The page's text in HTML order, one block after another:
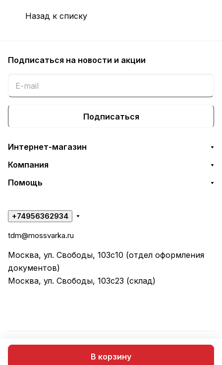
В корзину
Назад к списку
Подписаться на новости и акции
Подписаться
Интернет-магазин
Компания
Помощь
+74956362934
tdm@mossvarka.ru
Москва, ул. Свободы, 103с10 (отдел оформления
документов)
Москва, ул. Свободы, 103с23 (склад)
© 2026 ООО "ТД МОССВАРКА"